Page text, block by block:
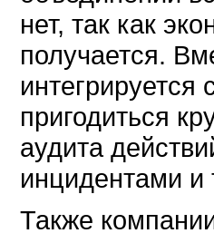
нет, так как
получается.
пригодиться
аудита
инцидентами и
Также